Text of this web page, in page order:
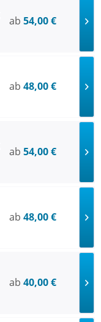
ab 54,00 €
ab 48,00 €
ab 54,00 €
ab 48,00 €
ab 40,00 €